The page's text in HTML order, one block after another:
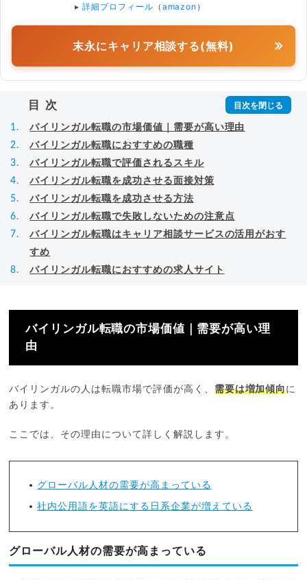
▸ 詳細プロフィール （ amazon ）
末永にキャリア相談する(無料)
目次
バイリンガル転職の市場価値｜需要が高い理由
バイリンガル転職におすすめの職種
バイリンガル転職で評価されるスキル
バイリンガル転職を成功させる面接対策
バイリンガル転職を成功させる方法
バイリンガル転職で失敗しないための注意点
バイリンガル転職はキャリア相談サービスの活用がおす
すめ
バイリンガル転職におすすめの求人サイト
バイリンガル転職の市場価値｜需要が高い理
由
バイリンガルの人は転職市場で評価が高く、 需要は増加傾向に
あります。
ここでは、その理由について詳しく解説します。
グローバル人材の需要が高まっている
社内公用語を英語にする日系企業が増えている
グローバル人材の需要が高まっている